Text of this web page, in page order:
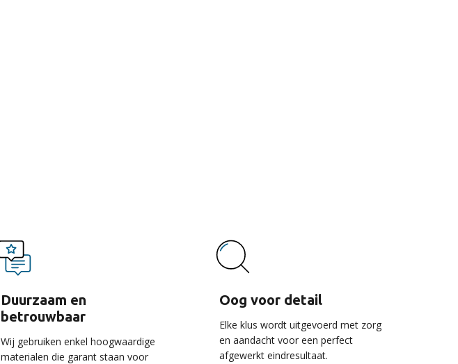
Duurzaam en
betrouwbaar
Wij gebruiken enkel hoogwaardige
materialen die garant staan voor
Oog voor detail
Elke klus wordt uitgevoerd met zorg
en aandacht voor een perfect
afgewerkt eindresultaat.